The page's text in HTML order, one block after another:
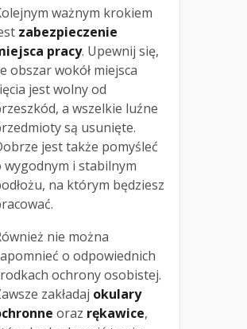
ważnym krokiem
zabezpieczenie
pracy. Upewnij się,
obszar wokół miejsca
jest wolny od
a wszelkie luźne
są usunięte.
jest także pomyśleć
wygodnym i stabilnym
na którym będziesz
nie można
o odpowiednich
ochrony osobistej.
zakładaj okulary
oraz rękawice,